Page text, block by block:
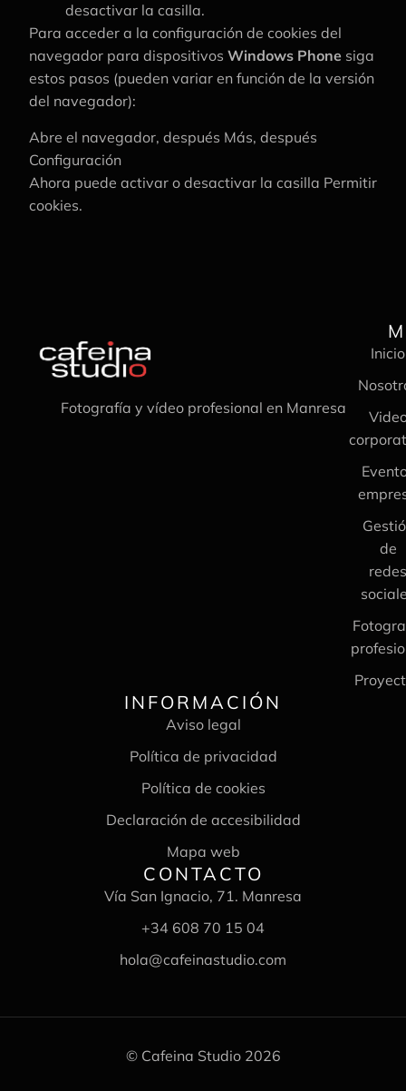
desactivar la casilla.
Para acceder a la configuración de cookies del
navegador para dispositivos Windows Phone siga
estos pasos (pueden variar en función de la versión
del navegador):
Abre el navegador, después Más, después
Configuración
Ahora puede activar o desactivar la casilla Permitir
cookies.
Fotografía y vídeo profesional en Manresa
Inicio
de
redes
INFORMACIÓN
Aviso legal
Política de privacidad
Política de cookies
Declaración de accesibilidad
Mapa web
CONTACTO
Vía San Ignacio, 71. Manresa
+34 608 70 15 04
hola@cafeinastudio.com
© Cafeina Studio 2026